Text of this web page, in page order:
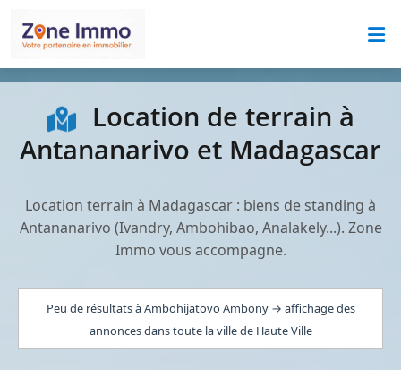
Location de terrain à
Antananarivo et Madagascar
Location terrain à Madagascar : biens de standing à
Antananarivo (Ivandry, Ambohibao, Analakely...). Zone
Immo vous accompagne.
Peu de résultats à Ambohijatovo Ambony → affichage des
annonces dans toute la ville de Haute Ville